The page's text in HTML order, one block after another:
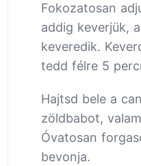
Fokozatosan
addig keverjük,
keveredik.
tedd félre 5
Hajtsd bele a
zöldbabot,
Óvatosan
bevonja.